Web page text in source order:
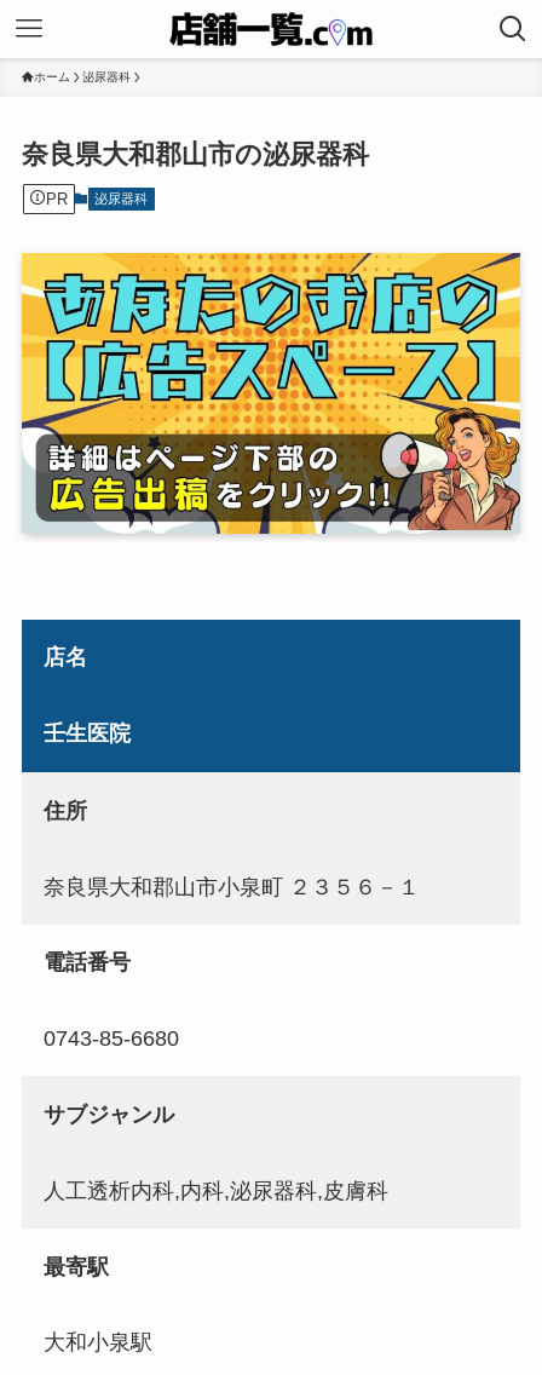
ホーム 泌尿器科
奈良県大和郡山市の泌尿器科
PR 泌尿器科
店名
壬生医院
住所
奈良県大和郡山市小泉町 ２３５６－１
電話番号
0743-85-6680
サブジャンル
人工透析内科,内科,泌尿器科,皮膚科
最寄駅
大和小泉駅